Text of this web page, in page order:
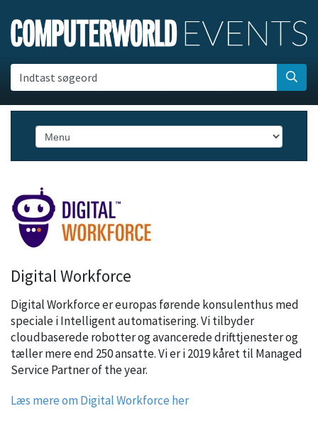
Indtast søgeord
Digital Workforce
Digital Workforce er europas førende konsulenthus med
speciale i Intelligent automatisering. Vi tilbyder
cloudbaserede robotter og avancerede drifttjenester og
tæller mere end 250 ansatte. Vi er i 2019 kåret til Managed
Service Partner of the year.
Læs mere om Digital Workforce her